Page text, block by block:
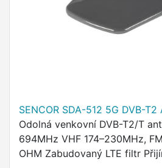
SENCOR SDA-512 5G DVB-T2
Odolná venkovní DVB-T2/T
694MHz VHF 174–230MHz,
OHM Zabudovaný LTE filtr